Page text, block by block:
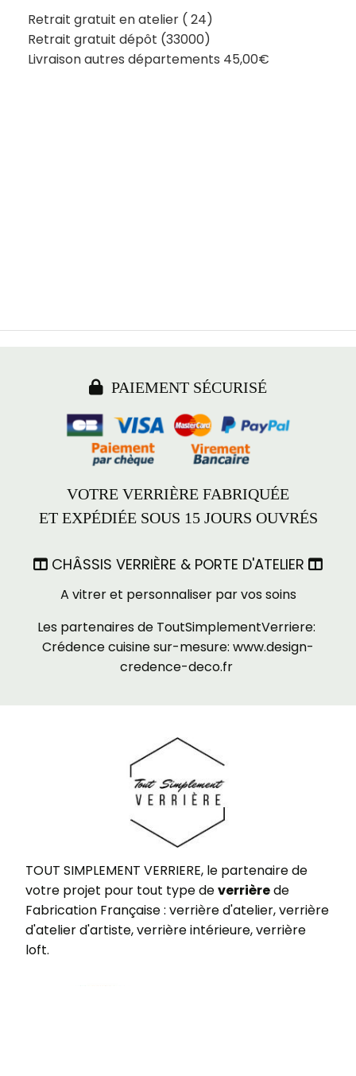
Retrait gratuit en atelier ( 24)
Retrait gratuit dépôt (33000)
Livraison autres départements 45,00€
 PAIEMENT SÉCURISÉ
VOTRE VERRIÈRE FABRIQUÉE
ET EXPÉDIÉE SOUS 15 JOURS OUVRÉS
 CHÂSSIS VERRIÈRE & PORTE D'ATELIER 
A vitrer et personnaliser par vos soins
Les partenaires de ToutSimplementVerriere:
Crédence cuisine sur-mesure: www.design-
credence-deco.fr
TOUT SIMPLEMENT VERRIERE, le partenaire de
votre projet pour tout type deverrièrede
Fabrication Française : verrière d'atelier, verrière
d'atelier d'artiste, verrière intérieure, verrière
loft.